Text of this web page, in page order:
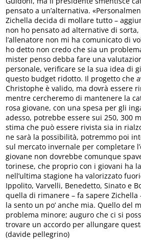
pensato a un’alternativa.
Zichella decida di mollare tutto –
non ho pensato ad alternative di
l’allenatore non mi ha comunicato di
ho detto non credo che sia un
mister penso debba fare una
personale, verificare se la sua idea di
questo budget ridotto. Il progetto che
Christophe è valido, ma dovrà essere
mentre cercheremo di mantenere la
rosa giovane, con una spesa per gli
adesso, potrebbe essere sui 250, 300
stima che può essere rivista sia in
ne sarà la possibilità, potremmo poi
sul mercato invernale per completare
giovane non dovrebbe comunque
torinese, che proprio con i giovani ha
nell’ultima stagione ha valorizzato
Ippolito, Varvelli, Benedetto, Sinato e
quella di rimanere – fa sapere Zichella
la sento un po’ anche mia. Quello del
problema minore; auguro che ci si
trovare un accordo per allungare
(davide pellegrino)